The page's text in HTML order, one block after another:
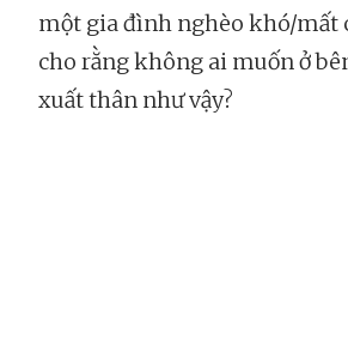
một gia đình nghèo khó/mất
cho rằng không ai muốn ở
xuất thân như vậy?